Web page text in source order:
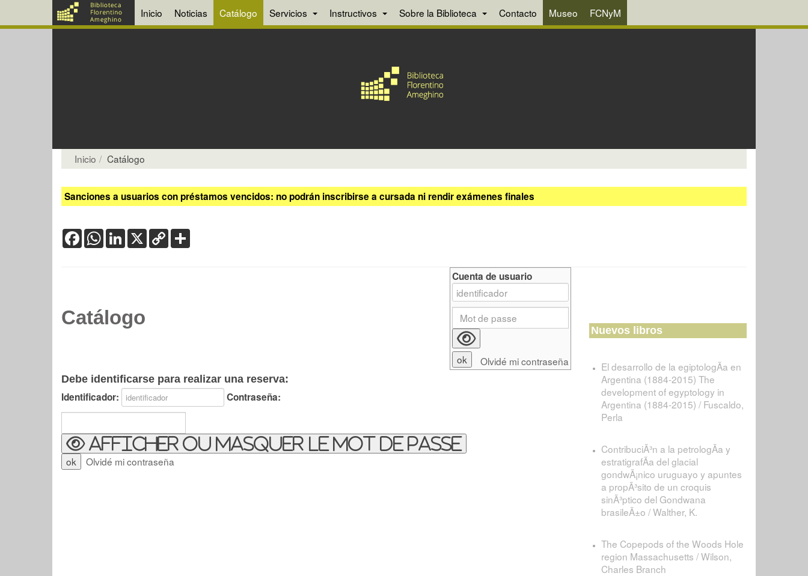
Inicio Noticias Catálogo Servicios Instructivos Sobre la Biblioteca Contacto Museo FCNyM
Inicio Catálogo
Sanciones a usuarios con préstamos vencidos: no podrán inscribirse a cursada ni rendir exámenes finales
FacebookWhatsApp
LinkedIn
X Copy
Link
Catálogo
Debe identificarse para realizar una reserva:
Identificador: Contraseña:
Afficher ou masquer le mot de passe
Olvidé mi contraseña
Cuenta de usuario
Olvidé mi contraseña
Nuevos libros
El desarrollo de la egiptologÃ­a en
Argentina (1884-2015) The
development of egyptology in
Argentina (1884-2015) / Fuscaldo,
Perla
ContribuciÃ³n a la petrologÃ­a y
estratigrafÃ­a del glacial
gondwÃ¡nico uruguayo y apuntes
a propÃ³sito de un croquis
sinÃ³ptico del Gondwana
brasileÃ±o / Walther, K.
The Copepods of the Woods Hole
region Massachusetts / Wilson,
Charles Branch